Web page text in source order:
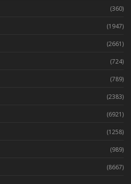
(360)
(1947)
(2661)
(724)
(789)
(2383)
(6921)
(1258)
(989)
(8667)